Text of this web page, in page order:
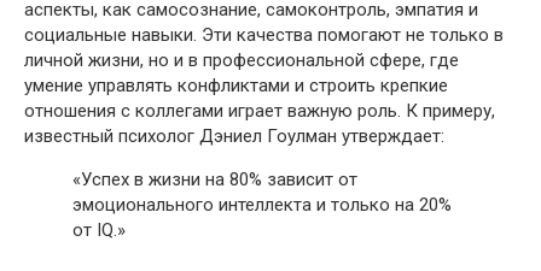
аспекты, как самосознание, самоконтроль, эмпатия и
социальные навыки. Эти качества помогают не только в
личной жизни, но и в профессиональной сфере, где
умение управлять конфликтами и строить крепкие
отношения с коллегами играет важную роль. К примеру,
известный психолог Дэниел Гоулман утверждает:
«Успех в жизни на 80% зависит от
эмоционального интеллекта и только на 20%
от IQ.»